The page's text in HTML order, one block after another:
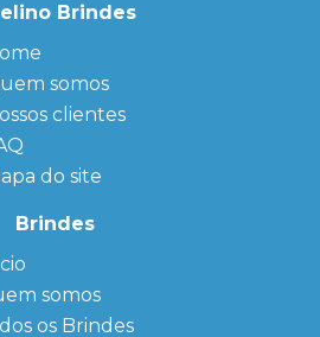
Brindes
somos
clientes
do site
Brindes
somos
← Back
FAQ
Sitemap
os Brindes
← Back
Agendas
Personalizadas